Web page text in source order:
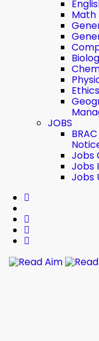
Math
JOBS
Jobs
Jobs
Jobs
Read Aim